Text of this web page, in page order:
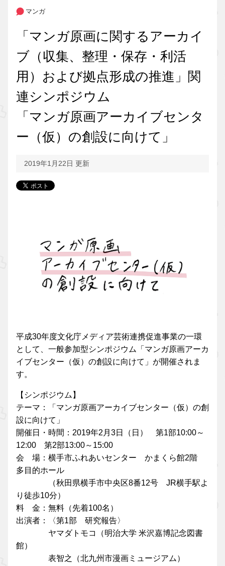
マンガ
「マンガ原画に関するアーカイ
ブ（収集、整理・保存・利活
用）および拠点形成の推進」関
連シンポジウム
「マンガ原画アーカイブセンタ
ー（仮）の創設に向けて」
2019年1月22日 更新
平成30年度文化庁メディア芸術連携促進事業の一環
として、一般参加型シンポジウム「マンガ原画アーカ
イブセンター（仮）の創設に向けて」が開催されま
す。
【シンポジウム】
テーマ：「マンガ原画アーカイブセンター（仮）の創
設に向けて」
開催日・時間：2019年2月3日（日） 第1部10:00～
12:00 第2部13:00～15:00
会 場：横手市ふれあいセンター かまくら館2階
多目的ホール
（秋田県横手市中央区8番12号 JR横手駅よ
り徒歩10分）
料 金：無料（先着100名）
出演者：〈第1部 研究報告〉
ヤマダトモコ（明治大学 米沢嘉博記念図書
館）
表智之（北九州市漫画ミュージアム）